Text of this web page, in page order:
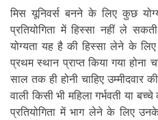
मिस यूनिवर्स बनने के लिए कुछ
प्रतियोगिता में हिस्सा नहीं ले
योग्यता यह है की हिस्सा लेने के लिए
प्रथम स्थान प्राप्त किया गया
साल तक ही होनी चाहिए उम्मीदवार
वाली किसी भी महिला गर्भवती या
प्रतियोगिता में भाग लेने के लिए